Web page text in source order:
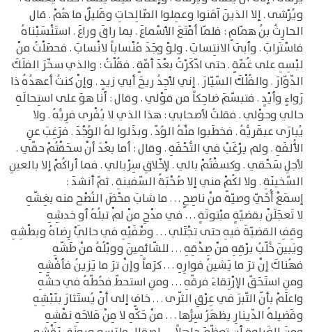
ويُرْشى . إلا الذينَ آمَنوا وعمِلوا الصّالِحاتِ وقَليلٌ ما هُمْ . قال
الحارِثُ بنُ همّامٍ : فلمّا أمْتَعَ الأسْماعَ . بما راقَ وراعَ . استَنْسَبْناهُ
فاسْتَرابَ . وأبَى الانتِسابَ . ولوْ وجَدَ مُنْساباً لانْسابَ . فحصَلْتُ منْ
لبْسِهِ على غُمّةٍ . حتى ادّكَرْتُ بعْدَ أمّةٍ . فقُلْتُ : والذي سخّرَ الفلَكَ
الدّوّارَ . والفُلْكَ السّيّارَ . إني لأجِدُ ريحَ أبي زيدٍ . وإنْ كنتُ أعهدُهُ ذا
رَواءٍ وأيْدٍ . فتبسّمَ ضاحِكاً من قوْلي . وقال : أنا هوَ على استِحالَةِ
حالي وحوْلي . فقلتُ لأصحابي : هذا الذي لا يُفْرى فرِيُّهُ . ولا
يُبارَى عبقَريُّهُ . فخطَبوا منْهُ الوُدّ . وبذَلوا لهُ الوُجْدَ . فرَغِبَ عنِ
الأُلفَةِ . ولم يرْغَبْ في التُّحْفَةِ . وقال : أما بعْدَ أنْ سحَقْتُمْ حقّي .
لأجلِ سَحْقي . وكسفْتُمْ بالي . لإخْلاقِ سِرْبالي . فما أراكُمْ إلا بالعينِ
السّخينَةِ . ولا لكُمْ مني إلا صُحْبَةُ السّفينةِ . ثمّ أنشدَ :
إسمَعْ أُخَيّ وصيّةً منْ ناصِحٍ . . . ما شابَ محْضَ النُصْح منه بغِشّهِ
لا تَعجَلَنْ بقضيّةٍ مبْتوتَةٍ . . . في مدْحِ منْ لمْ تبلُهُ أو خدشِهِ
وقِفِ القضيّةَ فيهِ حتى تجْتَلي . . . وصْفَيْهِ في حالَيْ رِضاهُ وبطْشِهِ
ويَبينَ خُلّبُ برْقِهِ منْ صِدْقِهِ . . . للشّائِمينَ ووبْلُهُ منْ طَشّهِ
فهُناكَ إنْ ترَ ما يَشينُ فوارِهِ . . . كرَماً وإنْ ترَ ما يَزينُ فأفْشِهِ
ومنِ استَحَقّ الإرْتِقاءَ فرقّهِ . . . ومنِ استحطّ فحُطّهُ في حشّهِ
واعلَمْ بأنّ التّبرَ في عِرْقِ الثّرى . . . خافٍ إلى أنْ يُستَثارَ بنَبْشِهِ
وفَضيلةُ الدّينارِ يظهَرُ سِرُّها . . . منْ حَكّهِ لا مِنْ مَلاحَةِ نقْشِهِ